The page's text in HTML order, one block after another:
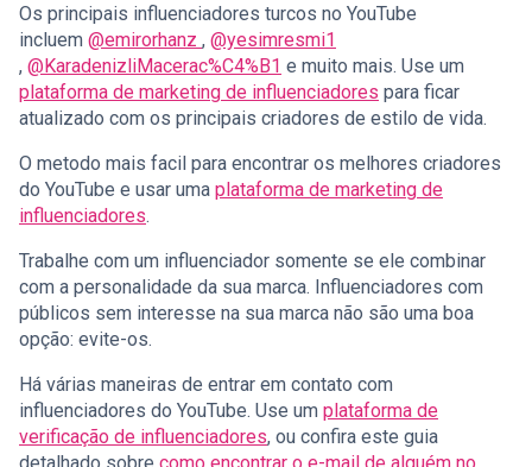
Os principais influenciadores turcos no YouTube
incluem @emirorhanz , @yesimresmi1
, @KaradenizliMacerac%C4%B1 e muito mais. Use um
plataforma de marketing de influenciadores para ficar
atualizado com os principais criadores de estilo de vida.
O metodo mais facil para encontrar os melhores criadores
do YouTube e usar uma plataforma de marketing de
influenciadores.
Trabalhe com um influenciador somente se ele combinar
com a personalidade da sua marca. Influenciadores com
públicos sem interesse na sua marca não são uma boa
opção: evite-os.
Há várias maneiras de entrar em contato com
influenciadores do YouTube. Use um plataforma de
verificação de influenciadores, ou confira este guia
detalhado sobre como encontrar o e-mail de alguém no